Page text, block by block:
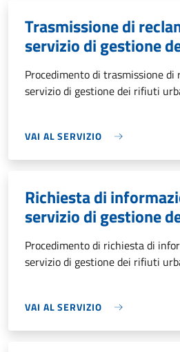
Trasmissione di
servizio di gestione
Procedimento di trasmissione di
servizio di gestione dei rifiuti
VAI AL SERVIZIO
Richiesta di
servizio di gestione
Procedimento di richiesta di
servizio di gestione dei rifiuti
VAI AL SERVIZIO